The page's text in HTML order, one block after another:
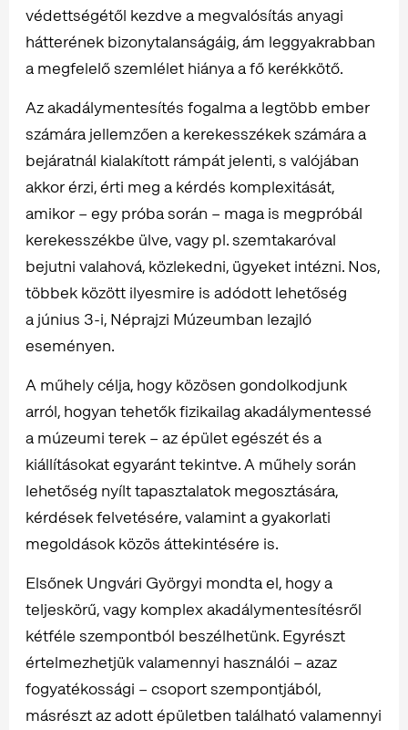
védettségétől kezdve a megvalósítás anyagi
hátterének bizonytalanságáig, ám leggyakrabban
a megfelelő szemlélet hiánya a fő kerékkötő.
Az akadálymentesítés fogalma a legtöbb ember
számára jellemzően a kerekesszékek számára a
bejáratnál kialakított rámpát jelenti, s valójában
akkor érzi, érti meg a kérdés komplexitását,
amikor – egy próba során – maga is megpróbál
kerekesszékbe ülve, vagy pl. szemtakaróval
bejutni valahová, közlekedni, ügyeket intézni. Nos,
többek között ilyesmire is adódott lehetőség
a június 3-i, Néprajzi Múzeumban lezajló
eseményen.
A műhely célja, hogy közösen gondolkodjunk
arról, hogyan tehetők fizikailag akadálymentessé
a múzeumi terek – az épület egészét és a
kiállításokat egyaránt tekintve. A műhely során
lehetőség nyílt tapasztalatok megosztására,
kérdések felvetésére, valamint a gyakorlati
megoldások közös áttekintésére is.
Elsőnek Ungvári Györgyi mondta el, hogy a
teljeskörű, vagy komplex akadálymentesítésről
kétféle szempontból beszélhetünk. Egyrészt
értelmezhetjük valamennyi használói – azaz
fogyatékossági – csoport szempontjából,
másrészt az adott épületben található valamennyi